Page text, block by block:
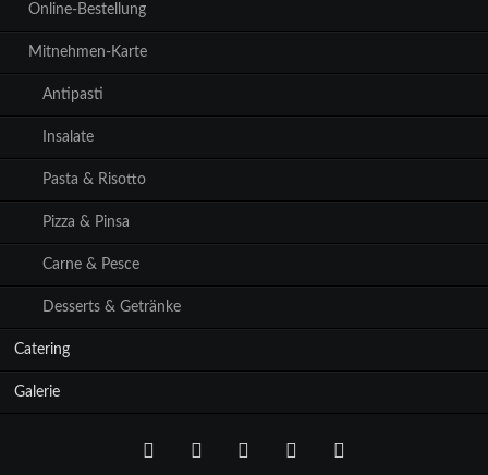
Online-Bestellung
Mitnehmen-Karte
Antipasti
Insalate
Pasta & Risotto
Pizza & Pinsa
Carne & Pesce
Desserts & Getränke
Catering
Galerie